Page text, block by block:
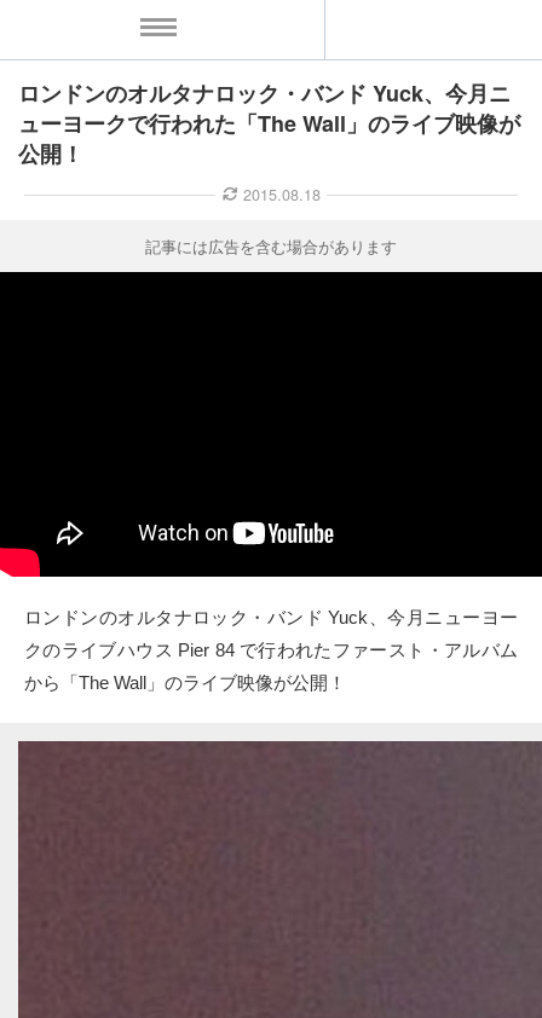
MENU
ス一覧
ト情報
クト
Twitter
ロンドンのオルタナロック・バンド Yuck、今月ニ
ューヨークで行われた「The Wall」のライブ映像が
公開！
2015.08.18
記事には広告を含む場合があります
ロンドンのオルタナロック・バンド Yuck、今月ニューヨー
クのライブハウス Pier 84 で行われたファースト・アルバム
から「The Wall」のライブ映像が公開！